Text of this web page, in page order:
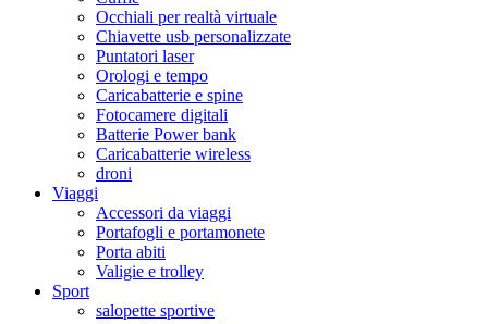
Occhiali per realtà virtuale
Chiavette usb personalizzate
Puntatori laser
Orologi e tempo
Caricabatterie e spine
Fotocamere digitali
Batterie Power bank
Caricabatterie wireless
droni
Viaggi
Accessori da viaggi
Portafogli e portamonete
Porta abiti
Valigie e trolley
Sport
salopette sportive